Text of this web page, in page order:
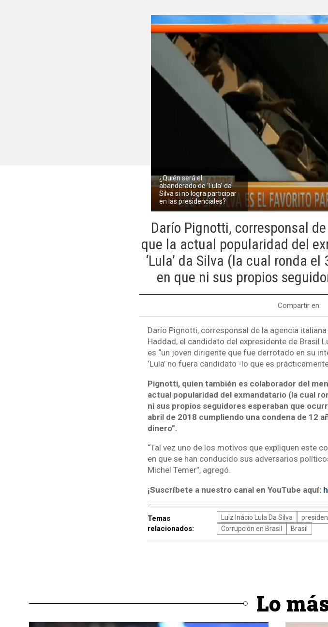
¿Quién será el
abanderado de ‘Lula’ da
Silva si no logra participar
en las presidenciales?
Darío Pignotti, corresponsal
que la actual popularidad del
‘Lula’ da Silva (la cual ronda
en que ni sus propios
Compartir en:
Darío Pignotti, corresponsal de la agencia
Haddad, el candidato del expresidente de Brasil
es “un joven dirigente que fue derrotado en su
‘Lula’ no fuera candidato -lo que es
Pignotti, quien también es colaborador del
actual popularidad del exmandatario (la cual
ni sus propios seguidores esperaban que
abril de 2018 cumpliendo una condena de 12
dinero”.
“Tal vez uno de los motivos que expliquen este
en que se han conducido sus adversarios
Michel Temer”, agregó.
¡Suscríbete a nuestro canal en YouTube aquí:
Temas
relacionados:
Luiz Inácio Lula Da Silva
Corrupción en Brasil
Brasil
Lo